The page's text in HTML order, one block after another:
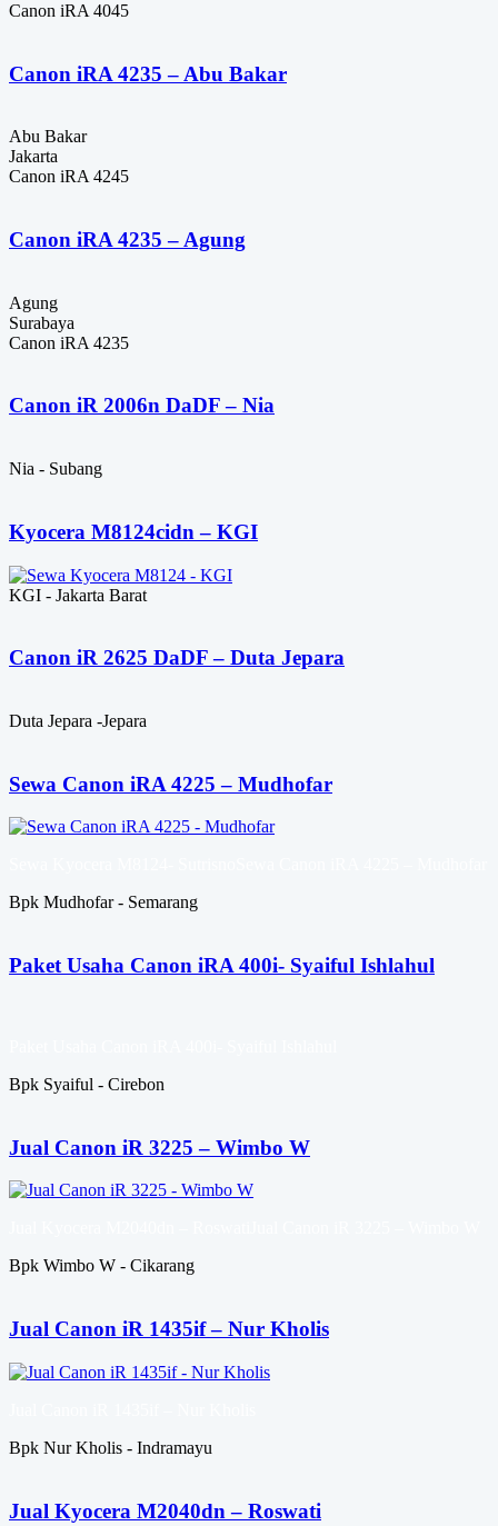
Canon iRA 4045
Canon iRA 4235 – Abu Bakar
Abu Bakar
Jakarta
Canon iRA 4245
Canon iRA 4235 – Agung
Agung
Surabaya
Canon iRA 4235
Canon iR 2006n DaDF – Nia
Nia - Subang
Kyocera M8124cidn – KGI
KGI - Jakarta Barat
Canon iR 2625 DaDF – Duta Jepara
Duta Jepara -Jepara
Sewa Canon iRA 4225 – Mudhofar
Bpk Mudhofar - Semarang
Paket Usaha Canon iRA 400i- Syaiful Ishlahul
Bpk Syaiful - Cirebon
Jual Canon iR 3225 – Wimbo W
Bpk Wimbo W - Cikarang
Jual Canon iR 1435if – Nur Kholis
Bpk Nur Kholis - Indramayu
Jual Kyocera M2040dn – Roswati